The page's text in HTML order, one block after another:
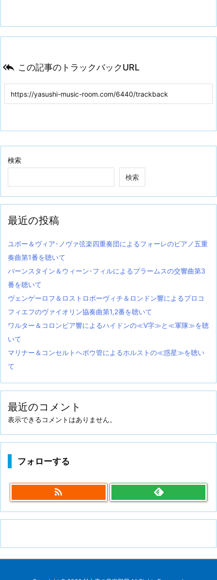
 この記事のトラックバックURL
検索
検索
最近の投稿
ユボー＆ヴィア･ノヴァ弦楽四重奏団によるフォーレのピアノ五重
奏曲第1番を聴いて
バーンスタイン＆ウィーン･フィルによるブラームスの交響曲第3
番を聴いて
ヴェンゲーロフ＆ロストロポーヴィチ＆ロンドン響によるプロコ
フィエフのヴァイオリン協奏曲第1,2番を聴いて
ワルター＆コロンビア響によるハイドンの≪V字≫と≪軍隊≫を聴
いて
マリナー＆コンセルトヘボウ管によるホルストの≪惑星≫を聴い
て
最近のコメント
表示できるコメントはありません。
フォローする
